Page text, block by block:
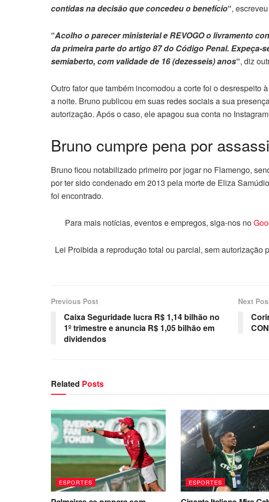
contidas na decisão que concedeu o benefício“,
“Acolho o parecer ministerial e REVOGO o livramento
da primeira parte do artigo 87 do Código Penal. Expeça-
semiaberto, com validade de 16 (dezesseis) anos“, diz
Outro fator que também incomodou a corte foi o desrespeito
a noite. Bruno publicou em suas redes sociais a sua
autorização. Após o caso, ele apagou sua conta no
Bruno cumpre pena por
Bruno ficou notabilizado primeiro por jogar no Flamengo,
por ter sido condenado em 2013 pela morte de Eliza
foi encontrado.
Para mais notícias, eventos e empregos, siga-nos no
Lei Proibida a reprodução total ou parcial, sem autorização
Previous Post
Caixa Seguridade lucra R$ 1,14 bilhão no
1º trimestre e anuncia R$ 1,05 bilhão em
dividendos
Next
Related Posts
ESPORTES ESPORTES